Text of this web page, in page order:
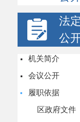
法
公
机关简介
会议公开
履职依据
区政府文件